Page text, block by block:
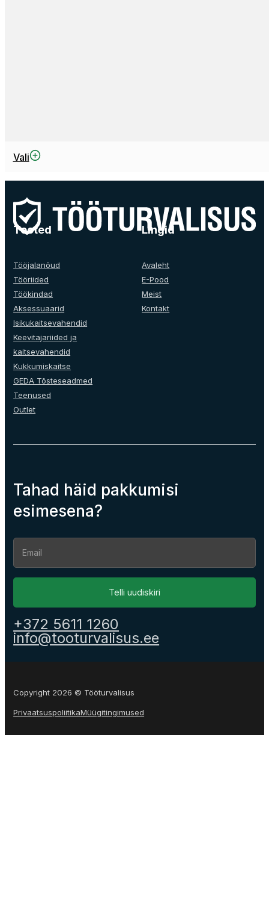
Vali
This
has
multiple
variants.
The
options
be
chosen
on
the
product
page
Tooted
Tööjalanõud
Tööriided
Töökindad
Aksessuaarid
Isikukaitsevahendid
Keevitajariided ja
kaitsevahendid
Kukkumiskaitse
GEDA Tõsteseadmed
Teenused
Outlet
Lingid
Avaleht
E-Pood
Meist
Kontakt
Tahad häid pakkumisi
esimesena?
Section
Telli uudiskiri
+372 5611 1260
info@tooturvalisus.ee
Copyright 2026 © Tööturvalisus
PrivaatsuspoliitikaMüügitingimused